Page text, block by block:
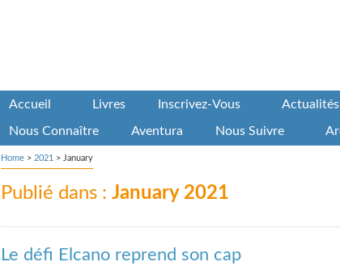
Accueil Livres Inscrivez-Vous Actualités
Nous Connaître Aventura Nous Suivre
Home> 2021 > January
Publié dans : January 2021
Le défi Elcano reprend son cap